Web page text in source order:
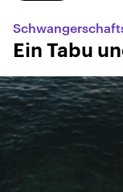
Ein Tabu